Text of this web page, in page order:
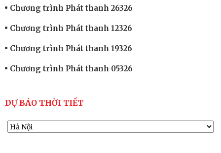
Chương trình Phát thanh 26326
Chương trình Phát thanh 12326
Chương trình Phát thanh 19326
Chương trình Phát thanh 05326
DỰ BÁO THỜI TIẾT